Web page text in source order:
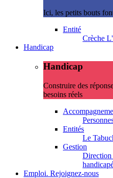
Ici, les petits bouts
Entité
Crèche
Handicap
Handicap
Construire des
besoins réels
Entités
Le
Gestion
Direction
Emploi. Rejoignez-nous